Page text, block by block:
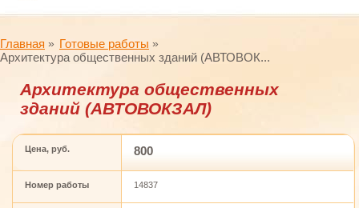
Главная
Готовые работы
Архитектура общественных зданий (АВТОВОК...
Архитектура общественных
зданий (АВТОВОКЗАЛ)
Цена, руб. 800
Номер работы 14837